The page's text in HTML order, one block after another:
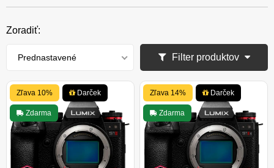
Zoradiť:
Prednastavené Filter produktov
Zľava 10% Darček
Zdarma
Zľava 14% Darček
Zdarma